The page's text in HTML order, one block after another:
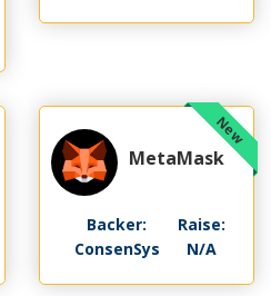
MetaMask
Backer:
ConsenSys
Raise:
N/A